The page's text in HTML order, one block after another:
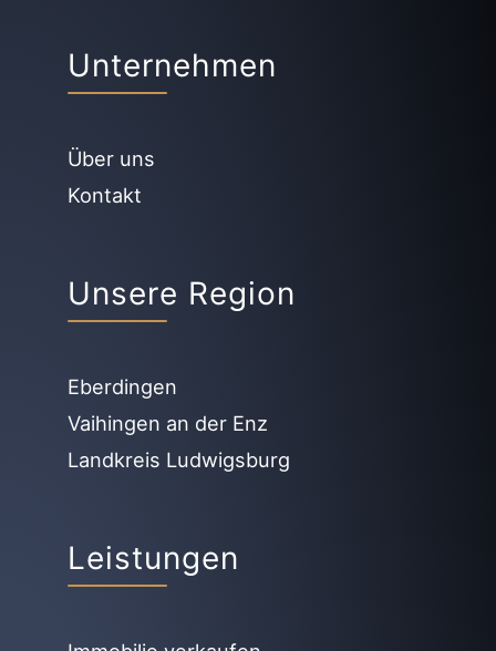
Leistungen
Unsere Region
Eberdingen
Vaihingen an der Enz
Landkreis Ludwigsburg
Unternehmen
Über uns
Kontakt